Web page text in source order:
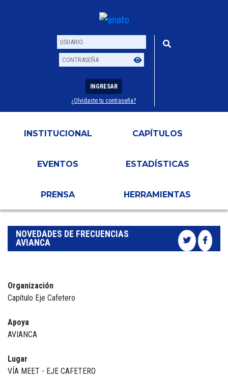
Usuario
Contraseña
INGRESAR
¿Olvidaste tu contraseña?
INSTITUCIONAL CAPÍTULOS
EVENTOS ESTADÍSTICAS
PRENSA HERRAMIENTAS
NOVEDADES DE FRECUENCIAS
AVIANCA
Organización
Capítulo Eje Cafetero
Apoya
AVIANCA
Lugar
VÍA MEET - EJE CAFETERO